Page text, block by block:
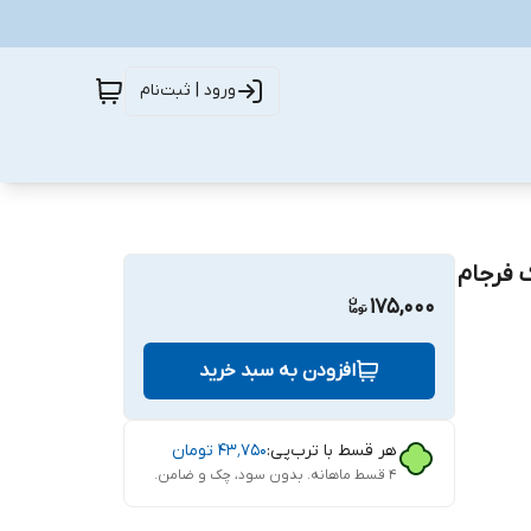
ورود | ثبت‌نام
فرجام
175,000
افزودن به سبد خرید
هر قسط با ترب‌پی:۴۳٬۷۵۰ تومان
۴ قسط ماهانه. بدون سود، چک و ضامن.